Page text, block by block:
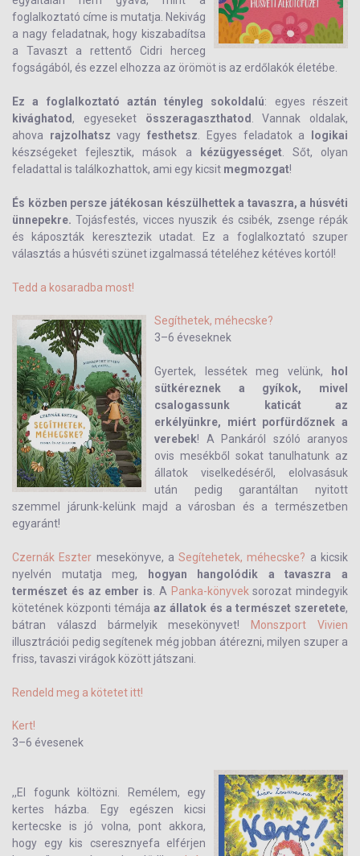
foglalkoztató címe is mutatja. Nekivág
a nagy feladatnak, hogy kiszabadítsa
a Tavaszt a rettentő Cidri herceg
fogságából, és ezzel elhozza az örömöt is az erdőlakók életébe.
Ez a foglalkoztató aztán tényleg sokoldalú: egyes részeit
kivághatod, egyeseket összeragaszthatod
. Vannak oldalak,
ahova rajzolhatsz vagyfesthetsz . Egyes feladatok a
logikai
készségeket fejlesztik, mások a
kézügyességet. Sőt, olyan
feladattal is találkozhattok, ami egy kicsit megmozgat!
És közben persze játékosan készülhettek a tavaszra, a húsvéti
ünnepekre.Tojásfestés, vicces nyuszik és csibék, zsenge répák
és káposzták keresztezik utadat. Ez a foglalkoztató szuper
választás a húsvéti szünet izgalmassá tételéhez kétéves kortól!
Tedd a kosaradba most!
Segíthetek, méhecske?
3–6 éveseknek
Gyertek, lessétek meg velünk,
hol
sütkéreznek a gyíkok, mivel
csalogassunk katicát az
erkélyünkre, miért porfürdőznek a
verebek! A Pankáról szóló aranyos
ovis mesékből sokat tanulhatunk az
állatok viselkedéséről, elolvasásuk
után pedig garantáltan nyitott
szemmel járunk-kelünk majd a városban és a természetben
egyaránt!
Czernák Eszter mesekönyve, aSegítehetek, méhecske? a kicsik
nyelvén mutatja meg,
hogyan hangolódik a tavaszra a
természet és az ember is . A Panka-könyvek sorozat mindegyik
kötetének központi témája az állatok és a természet szeretete,
bátran válaszd bármelyik mesekönyvet!
Monszport Vivien
illusztrációi pedig segítenek még jobban átérezni, milyen szuper a
friss, tavaszi virágok között játszani.
Rendeld meg a kötetet itt!
Kert!
3–6 évesenek
,,El fogunk költözni. Remélem, egy
kertes házba. Egy egészen kicsi
kertecske is jó volna, pont akkora,
hogy egy kis cseresznyefa elférjen